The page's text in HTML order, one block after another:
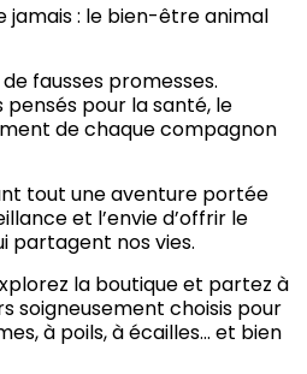
jamais : le bien-être animal
fausses promesses.
pour la santé, le
de chaque compagnon
tout une aventure portée
et l’envie d’offrir le
partagent nos vies.
la boutique et partez à
soigneusement choisis pour
à poils, à écailles… et bien